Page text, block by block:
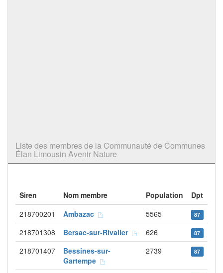
Liste des membres de la Communauté de Communes
Élan Limousin Avenir Nature
Siren Nom membre Population
Dpt
218700201
Ambazac 5565 87
218701308 Bersac-sur-Rivalier 626 87
218701407
Bessines-sur-
Gartempe
2739 87